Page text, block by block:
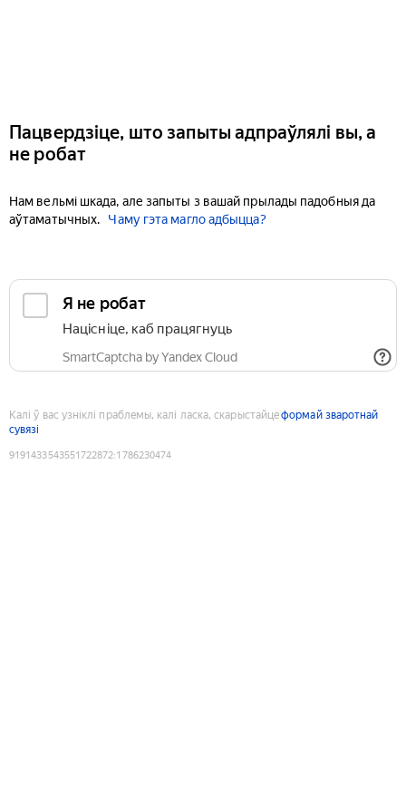
Пацвердзіце, што запыты адпраўлялі вы, а
не робат
Нам вельмі шкада, але запыты з вашай прылады падобныя да
аўтаматычных.
Чаму гэта магло адбыцца?
Я не робат
Націсніце, каб працягнуць
SmartCaptcha by Yandex Cloud
Калі ў вас узніклі праблемы, калі ласка, скарыстайцеформай зваротнай
сувязі
9191433543551722872:1786230474